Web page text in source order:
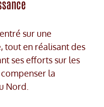
sur une
tout en réalisant des
ses efforts sur les
la
Nord.